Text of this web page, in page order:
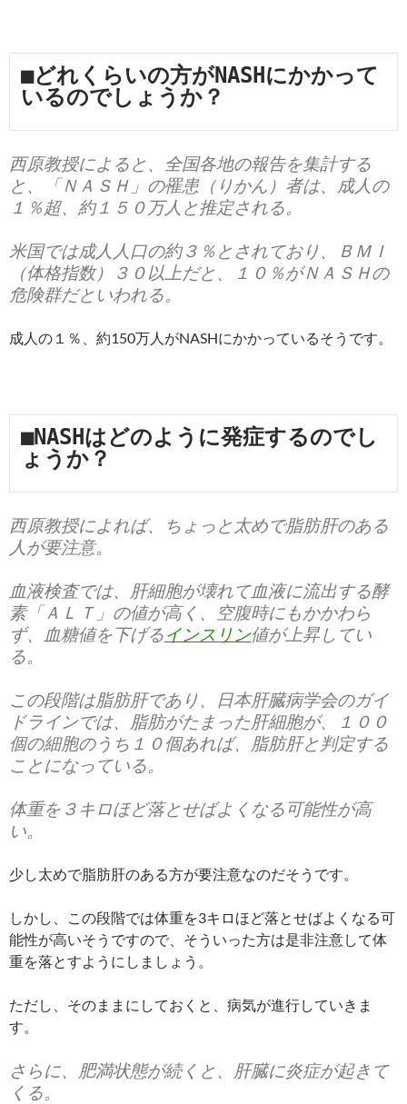
■どれくらいの方がNASHにかかって
いるのでしょうか？
西原教授によると、全国各地の報告を集計する
と、「ＮＡＳＨ」の罹患（りかん）者は、成人の
１％超、約１５０万人と推定される。
米国では成人人口の約３％とされており、ＢＭＩ
（体格指数）３０以上だと、１０％がＮＡＳＨの
危険群だといわれる。
成人の１％、約150万人がNASHにかかっているそうです。
■NASHはどのように発症するのでし
ょうか？
西原教授によれば、ちょっと太めで脂肪肝のある
人が要注意。
血液検査では、肝細胞が壊れて血液に流出する酵
素「ＡＬＴ」の値が高く、空腹時にもかかわら
ず、血糖値を下げるインスリン値が上昇してい
る。
この段階は脂肪肝であり、日本肝臓病学会のガイ
ドラインでは、脂肪がたまった肝細胞が、１００
個の細胞のうち１０個あれば、脂肪肝と判定する
ことになっている。
体重を３キロほど落とせばよくなる可能性が高
い。
少し太めで脂肪肝のある方が要注意なのだそうです。
しかし、この段階では体重を3キロほど落とせばよくなる可
能性が高いそうですので、そういった方は是非注意して体
重を落とすようにしましょう。
ただし、そのままにしておくと、病気が進行していきま
す。
さらに、肥満状態が続くと、肝臓に炎症が起きて
くる。